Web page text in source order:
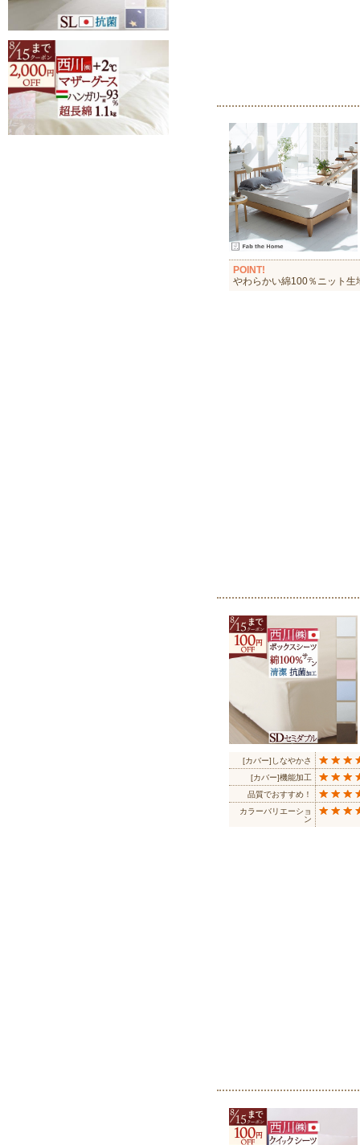
POINT!
やわらかい綿100％ニット生
[カバー]しなやかさ
[カバー]機能加工
品質でおすすめ！
カラーバリエーショ
ン